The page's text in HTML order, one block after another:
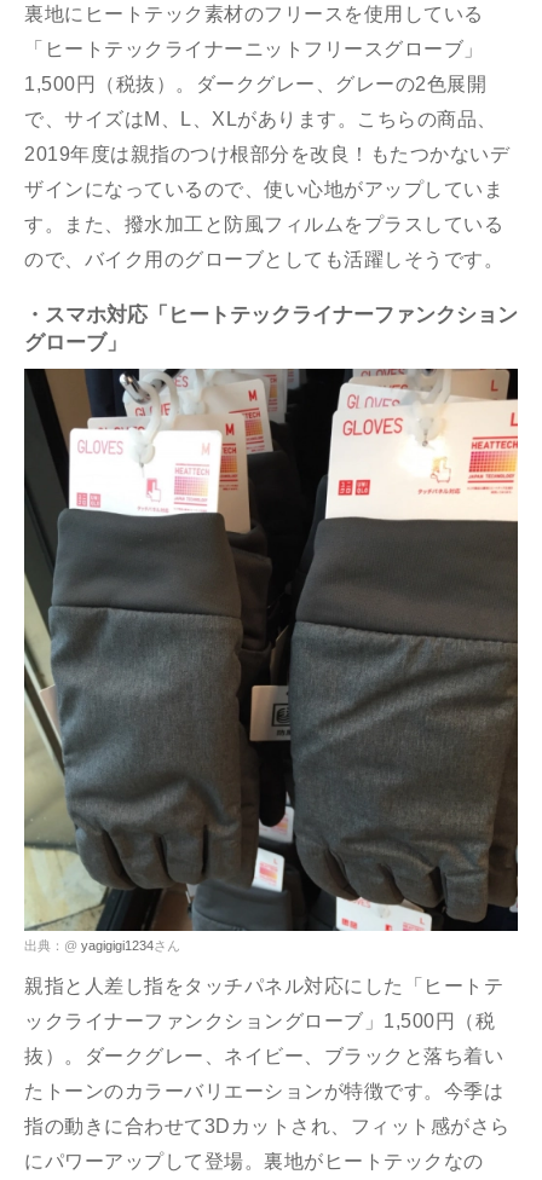
裏地にヒートテック素材のフリースを使用している
「ヒートテックライナーニットフリースグローブ」
1,500円（税抜）。ダークグレー、グレーの2色展開
で、サイズはM、L、XLがあります。こちらの商品、
2019年度は親指のつけ根部分を改良！もたつかないデ
ザインになっているので、使い心地がアップしていま
す。また、撥水加工と防風フィルムをプラスしている
ので、バイク用のグローブとしても活躍しそうです。
・スマホ対応「ヒートテックライナーファンクション
グローブ」
出典：@ yagigigi1234さん
親指と人差し指をタッチパネル対応にした「ヒートテ
ックライナーファンクショングローブ」1,500円（税
抜）。ダークグレー、ネイビー、ブラックと落ち着い
たトーンのカラーバリエーションが特徴です。今季は
指の動きに合わせて3Dカットされ、フィット感がさら
にパワーアップして登場。裏地がヒートテックなの